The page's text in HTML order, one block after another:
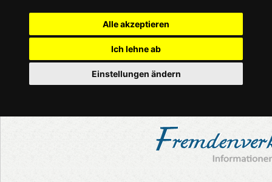
Alle akzeptieren
Ich lehne ab
Einstellungen ändern